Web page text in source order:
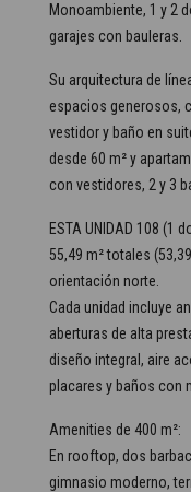
Monoambiente, 1 y 2
garajes con bauleras.
Su arquitectura de
espacios generosos,
vestidor y baño en
desde 60 m² y
con vestidores, 2 y 3
ESTA UNIDAD 108 (1
55,49 m² totales
orientación norte.
Cada unidad incluye
aberturas de alta
diseño integral, aire
placares y baños con
Amenities de 400 m²:
En rooftop, dos
gimnasio moderno,